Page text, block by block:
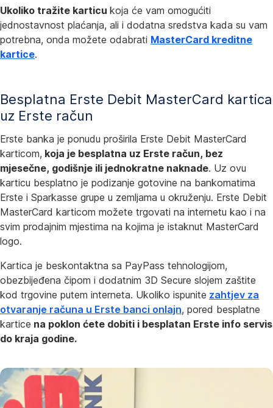
Ukoliko tražite karticu koja će vam omogućiti
jednostavnost plaćanja, ali i dodatna sredstva kada su vam
potrebna, onda možete odabrati MasterCard kreditne
kartice.
Besplatna Erste Debit MasterCard kartica
uz Erste račun
Erste banka je ponudu proširila Erste Debit MasterCard
karticom, koja je besplatna uz Erste račun, bez
mjesečne, godišnje ili jednokratne naknade. Uz ovu
karticu besplatno je podizanje gotovine na bankomatima
Erste i Sparkasse grupe u zemljama u okruženju. Erste Debit
MasterCard karticom možete trgovati na internetu kao i na
svim prodajnim mjestima na kojima je istaknut MasterCard
logo.
Kartica je beskontaktna sa PayPass tehnologijom,
obezbijeđena čipom i dodatnim 3D Secure slojem zaštite
kod trgovine putem interneta. Ukoliko ispunite zahtjev za
otvaranje računa u Erste banci onlajn, pored besplatne
kartice na poklon ćete dobiti i besplatan Erste info servis
do kraja godine.